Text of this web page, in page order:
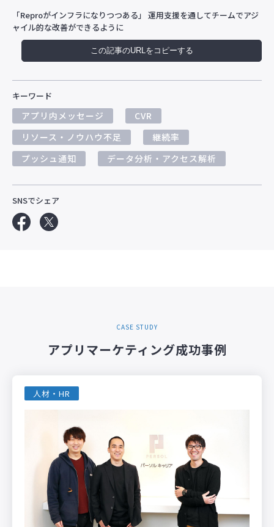
「Reproがインフラになりつつある」 運用支援を通してチームでアジ
ャイル的な改善ができるように
この記事のURLをコピーする
キーワード
アプリ内メッセージ
CVR
リソース・ノウハウ不足
継続率
プッシュ通知
データ分析・アクセス解析
SNSでシェア
CASE STUDY
アプリマーケティング成功事例
人材・HR